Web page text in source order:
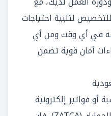
لتلبية احتياجات
في أي وقت ومن أي
أمان قوية تضمن
أو فواتير إلكترونية